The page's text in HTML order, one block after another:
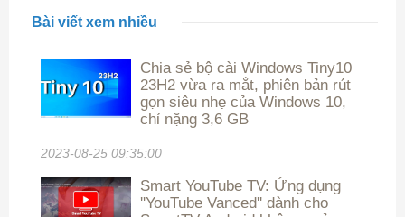
Bài viết xem nhiều
Chia sẻ bộ cài Windows Tiny10
23H2 vừa ra mắt, phiên bản rút
gọn siêu nhẹ của Windows 10,
chỉ nặng 3,6 GB
2023-08-25 09:35:00
Smart YouTube TV: Ứng dụng
''YouTube Vanced'' dành cho